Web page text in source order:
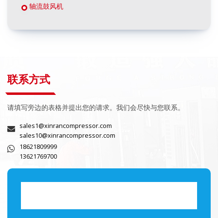
轴流鼓风机
联系方式
请填写旁边的表格并提出您的请求。我们会尽快与您联系。
sales1@xinrancompressor.com
sales10@xinrancompressor.com
18621809999
13621769700